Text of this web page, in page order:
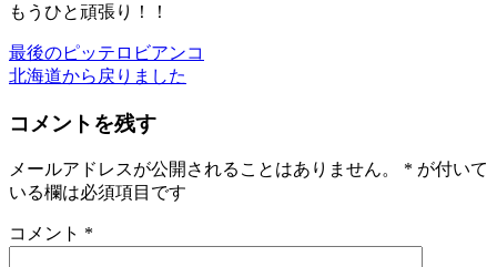
もうひと頑張り！！
最後のピッテロビアンコ
北海道から戻りました
コメントを残す
メールアドレスが公開されることはありません。 * が付いて
いる欄は必須項目です
コメント *